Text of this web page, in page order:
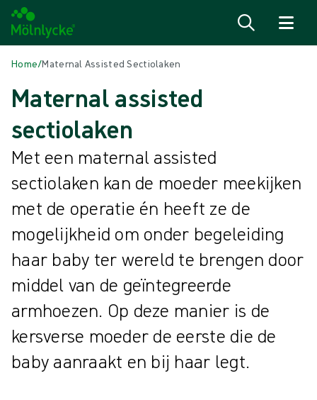
Home/Maternal Assisted Sectiolaken
Maternal assisted
sectiolaken
Met een maternal assisted
sectiolaken kan de moeder meekijken
met de operatie én heeft ze de
mogelijkheid om onder begeleiding
haar baby ter wereld te brengen door
middel van de geïntegreerde
armhoezen. Op deze manier is de
kersverse moeder de eerste die de
baby aanraakt en bij haar legt.